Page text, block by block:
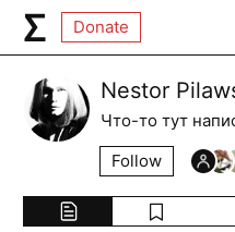
Donate
Nestor
Что-то тут
Follow